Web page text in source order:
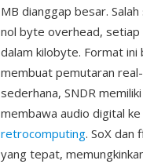
MB dianggap besar.
nol byte overhead, setiap
dalam kilobyte. Format
membuat pemutaran
sederhana, SNDR
membawa audio digital ke
retrocomputing. SoX dan
yang tepat,